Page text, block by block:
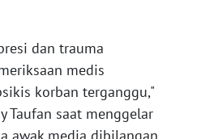
dan trauma
medis
korban terganggu,"
Taufan saat menggelar